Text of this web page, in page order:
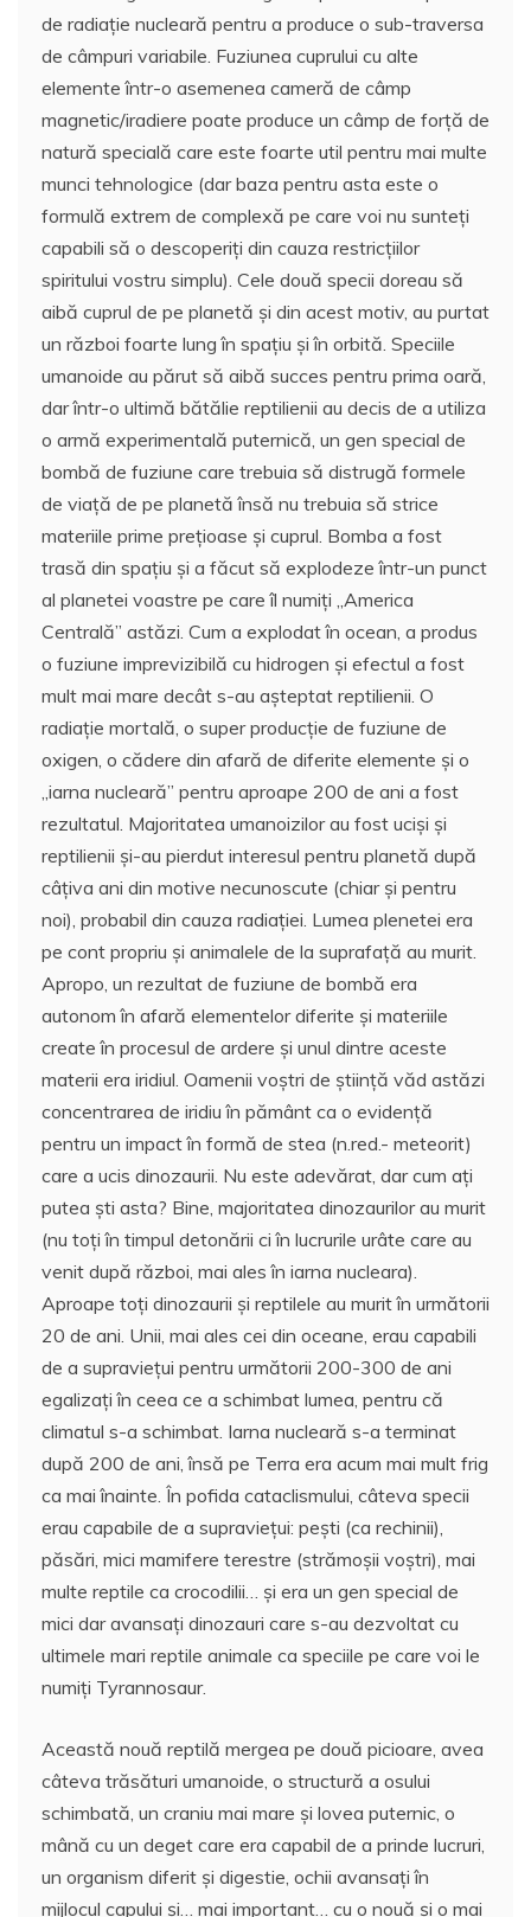
de radiație nucleară pentru a produce o sub-traversa
de câmpuri variabile. Fuziunea cuprului cu alte
elemente într-o asemenea cameră de câmp
magnetic/iradiere poate produce un câmp de forță de
natură specială care este foarte util pentru mai multe
munci tehnologice (dar baza pentru asta este o
formulă extrem de complexă pe care voi nu sunteți
capabili să o descoperiți din cauza restricțiilor
spiritului vostru simplu). Cele două specii doreau să
aibă cuprul de pe planetă și din acest motiv, au purtat
un război foarte lung în spațiu și în orbită. Speciile
umanoide au părut să aibă succes pentru prima oară,
dar într-o ultimă bătălie reptilienii au decis de a utiliza
o armă experimentală puternică, un gen special de
bombă de fuziune care trebuia să distrugă formele
de viață de pe planetă însă nu trebuia să strice
materiile prime prețioase și cuprul. Bomba a fost
trasă din spațiu și a făcut să explodeze într-un punct
al planetei voastre pe care îl numiți „America
Centrală” astăzi. Cum a explodat în ocean, a produs
o fuziune imprevizibilă cu hidrogen și efectul a fost
mult mai mare decât s-au așteptat reptilienii. O
radiație mortală, o super producție de fuziune de
oxigen, o cădere din afară de diferite elemente și o
„iarna nucleară” pentru aproape 200 de ani a fost
rezultatul. Majoritatea umanoizilor au fost uciși și
reptilienii și-au pierdut interesul pentru planetă după
câțiva ani din motive necunoscute (chiar și pentru
noi), probabil din cauza radiației. Lumea plenetei era
pe cont propriu și animalele de la suprafață au murit.
Apropo, un rezultat de fuziune de bombă era
autonom în afară elementelor diferite și materiile
create în procesul de ardere și unul dintre aceste
materii era iridiul. Oamenii voștri de știință văd astăzi
concentrarea de iridiu în pământ ca o evidență
pentru un impact în formă de stea (n.red.- meteorit)
care a ucis dinozaurii. Nu este adevărat, dar cum ați
putea ști asta? Bine, majoritatea dinozaurilor au murit
(nu toți în timpul detonării ci în lucrurile urâte care au
venit după război, mai ales în iarna nucleara).
Aproape toți dinozaurii și reptilele au murit în următorii
20 de ani. Unii, mai ales cei din oceane, erau capabili
de a supraviețui pentru următorii 200-300 de ani
egalizați în ceea ce a schimbat lumea, pentru că
climatul s-a schimbat. Iarna nucleară s-a terminat
după 200 de ani, însă pe Terra era acum mai mult frig
ca mai înainte. În pofida cataclismului, câteva specii
erau capabile de a supraviețui: pești (ca rechinii),
păsări, mici mamifere terestre (strămoșii voștri), mai
multe reptile ca crocodilii… și era un gen special de
mici dar avansați dinozauri care s-au dezvoltat cu
ultimele mari reptile animale ca speciile pe care voi le
numiți Tyrannosaur.
Această nouă reptilă mergea pe două picioare, avea
câteva trăsături umanoide, o structură a osului
schimbată, un craniu mai mare și lovea puternic, o
mână cu un deget care era capabil de a prinde lucruri,
un organism diferit și digestie, ochii avansați în
mijlocul capului și… mai important… cu o nouă și o mai